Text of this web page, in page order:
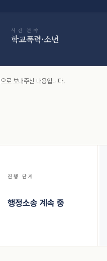
사건 분야
학교폭력·소년
로 보내주신 내용입니다.
진행 단계
행정소송 계속 중